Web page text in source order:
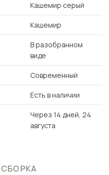
Кашемир серый
Кашемир
В разобранном
виде
Современный
Есть в наличии
Через 14 дней, 24
августа
СБОРКА